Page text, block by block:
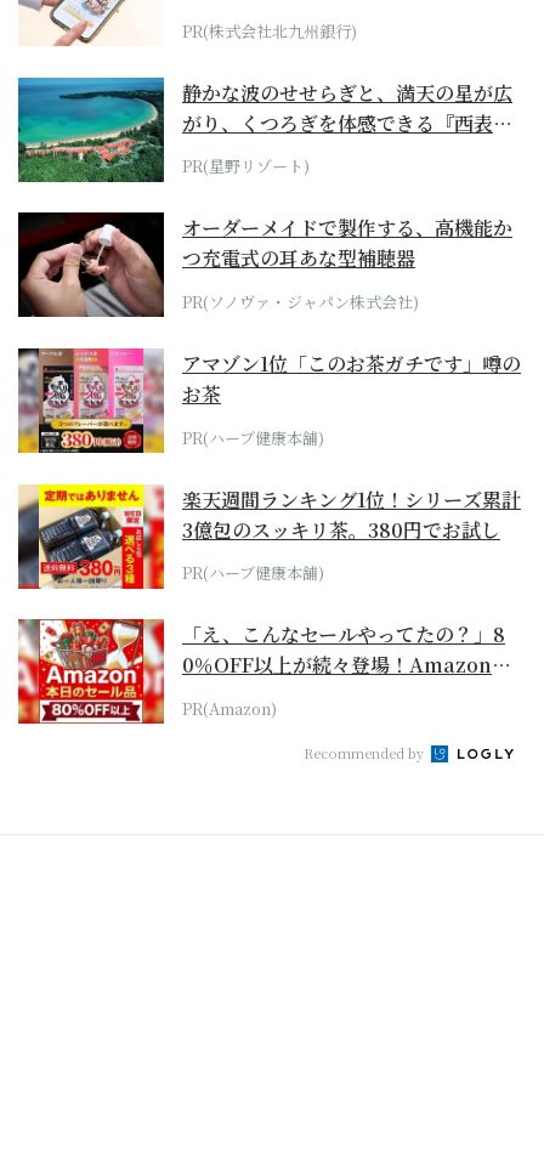
PR(株式会社北九州銀行)
静かな波のせせらぎと、満天の星が広
がり、くつろぎを体感できる『西表島
ホテル by...
PR(星野リゾート)
オーダーメイドで製作する、高機能か
つ充電式の耳あな型補聴器
PR(ソノヴァ・ジャパン株式会社)
アマゾン1位「このお茶ガチです」噂の
お茶
PR(ハーブ健康本舗)
楽天週間ランキング1位！シリーズ累計
3億包のスッキリ茶。380円でお試し
PR(ハーブ健康本舗)
「え、こんなセールやってたの？」8
0％OFF以上が続々登場！Amazonの
本気が...
PR(Amazon)
Recommended by